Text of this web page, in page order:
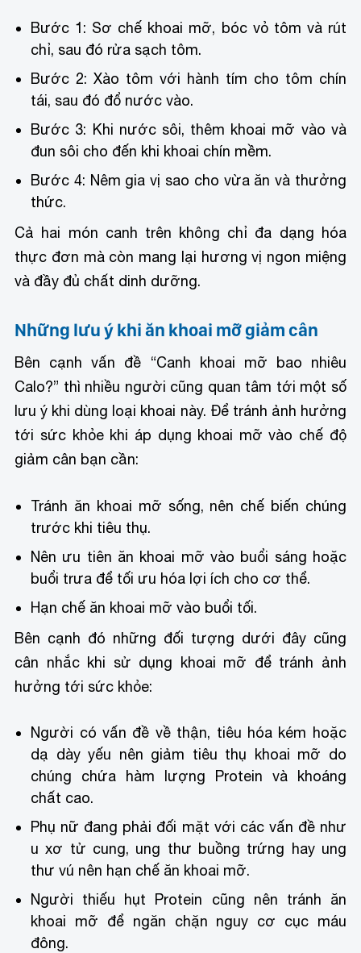
Bước 1: Sơ chế khoai mỡ, bóc vỏ tôm và rút
chỉ, sau đó rửa sạch tôm.
Bước 2: Xào tôm với hành tím cho tôm chín
tái, sau đó đổ nước vào.
Bước 3: Khi nước sôi, thêm khoai mỡ vào và
đun sôi cho đến khi khoai chín mềm.
Bước 4: Nêm gia vị sao cho vừa ăn và thưởng
thức.
Cả hai món canh trên không chỉ đa dạng hóa
thực đơn mà còn mang lại hương vị ngon miệng
và đầy đủ chất dinh dưỡng.
Những lưu ý khi ăn khoai mỡ giảm cân
Bên cạnh vấn đề “Canh khoai mỡ bao nhiêu
Calo?” thì nhiều người cũng quan tâm tới một số
lưu ý khi dùng loại khoai này. Để tránh ảnh hưởng
tới sức khỏe khi áp dụng khoai mỡ vào chế độ
giảm cân bạn cần:
Tránh ăn khoai mỡ sống, nên chế biến chúng
trước khi tiêu thụ.
Nên ưu tiên ăn khoai mỡ vào buổi sáng hoặc
buổi trưa để tối ưu hóa lợi ích cho cơ thể.
Hạn chế ăn khoai mỡ vào buổi tối.
Bên cạnh đó những đối tượng dưới đây cũng
cân nhắc khi sử dụng khoai mỡ để tránh ảnh
hưởng tới sức khỏe:
Người có vấn đề về thận, tiêu hóa kém hoặc
dạ dày yếu nên giảm tiêu thụ khoai mỡ do
chúng chứa hàm lượng Protein và khoáng
chất cao.
Phụ nữ đang phải đối mặt với các vấn đề như
u xơ tử cung, ung thư buồng trứng hay ung
thư vú nên hạn chế ăn khoai mỡ.
Người thiếu hụt Protein cũng nên tránh ăn
khoai mỡ để ngăn chặn nguy cơ cục máu
đông.